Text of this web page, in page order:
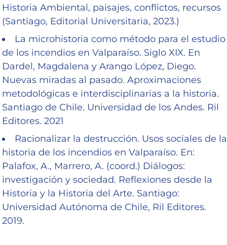
Historia Ambiental, paisajes, conflictos, recursos
(Santiago, Editorial Universitaria, 2023.)
La microhistoria como método para el estudio
de los incendios en Valparaíso. Siglo XIX. En
Dardel, Magdalena y Arango López, Diego.
Nuevas miradas al pasado. Aproximaciones
metodológicas e interdisciplinarias a la historia.
Santiago de Chile. Universidad de los Andes. Ril
Editores. 2021
Racionalizar la destrucción. Usos sociales de la
historia de los incendios en Valparaíso. En:
Palafox, A., Marrero, A. (coord.) Diálogos:
investigación y sociedad. Reflexiones desde la
Historia y la Historia del Arte. Santiago:
Universidad Autónoma de Chile, Ril Editores.
2019.